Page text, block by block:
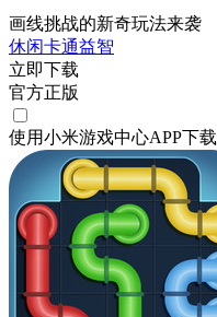
画线挑战的新奇玩法来袭
休闲卡通益智
立即下载
官方正版
使用小米游戏中心APP下载